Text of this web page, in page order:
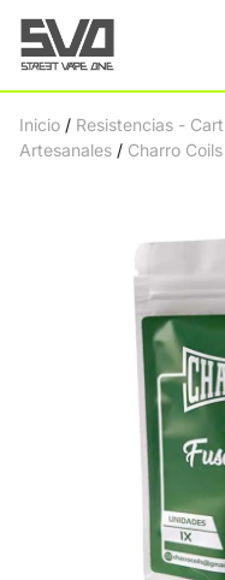
Inicio / Resistencias -
Artesanales / Charro Coils